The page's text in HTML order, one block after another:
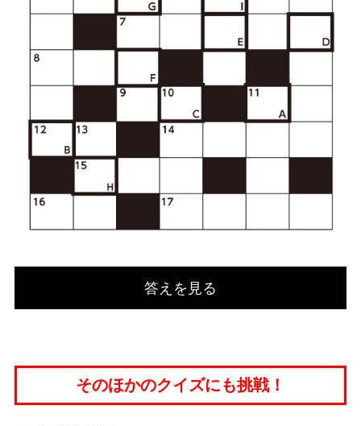
答えを見る
そのほかのクイズにも挑戦！